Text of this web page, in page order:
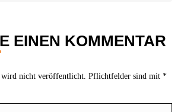
EINEN KOMMENTAR
nicht veröffentlicht. Pflichtfelder sind mit *